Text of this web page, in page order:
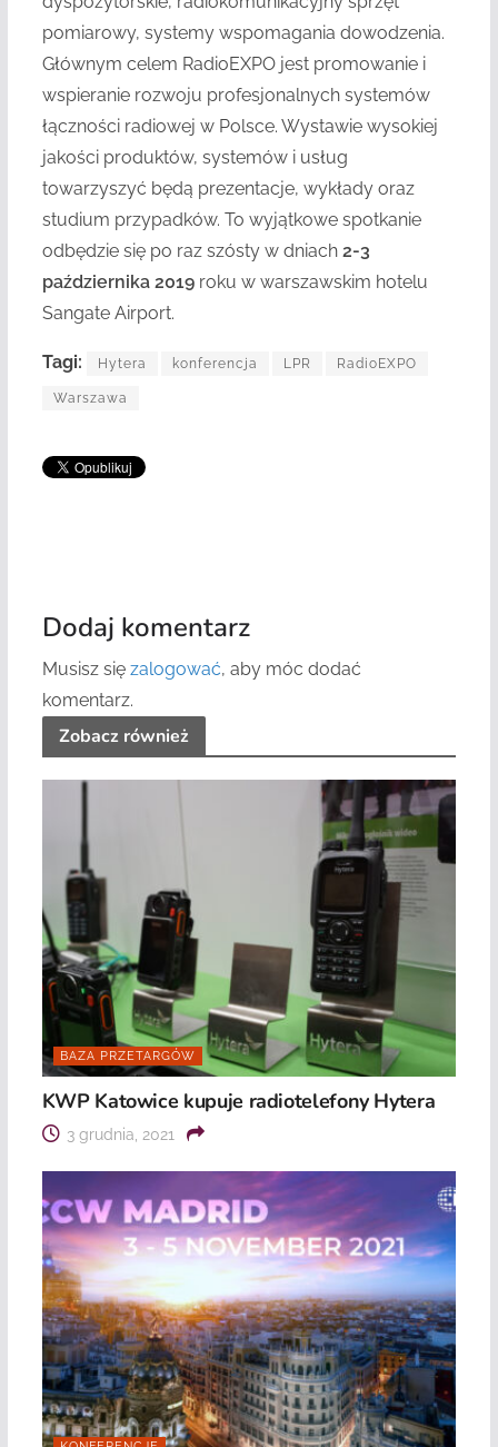
pomiarowy, systemy wspomagania dowodzenia.
Głównym celem RadioEXPO jest promowanie i
wspieranie rozwoju profesjonalnych systemów
łączności radiowej w Polsce. Wystawie wysokiej
jakości produktów, systemów i usług
towarzyszyć będą prezentacje, wykłady oraz
studium przypadków. To wyjątkowe spotkanie
odbędzie się po raz szósty w dniach2-3
października 2019roku w warszawskim hotelu
Sangate Airport.
Tagi: Hytera konferencja LPR RadioEXPO
Warszawa
Dodaj komentarz
Musisz się zalogować, aby móc dodać
komentarz.
Zobacz również
BAZA PRZETARGÓW
KWP Katowice kupuje radiotelefony Hytera
3 grudnia, 2021